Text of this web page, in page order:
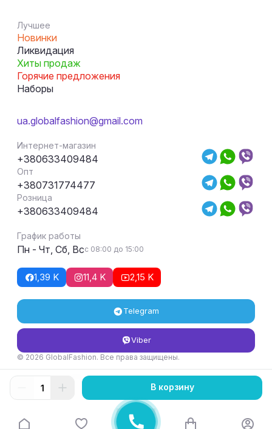
Лучшее
Новинки
Ликвидация
Хиты продаж
Горячие предложения
Наборы
ua.globalfashion@gmail.com
Интернет-магазин
+380633409484
Опт
+380731774477
Розница
+380633409484
График работы
Пн - Чт, Сб, Всс 08:00 до 15:00
1,39 K 11,4 K 2,15 K
Telegram
Viber
© 2026 GlobalFashion. Все права защищены.
Условия возврата и обмена товара
В корзину